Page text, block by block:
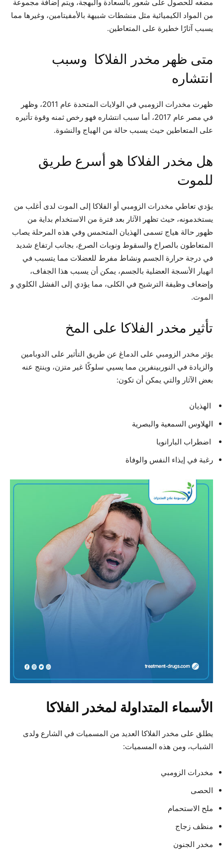
مضغه للحصول على شعور بالسعادة والبهجة، ويتم إضافة مجموعة
من المواد الكيميائية مثل منشطات شبيهة بالأمفيتامين، وغيرها مما
يسبب آثارًا خطيرة على المتعاطين.
متى ظهر مخدر الفلاكا وسبب
انتشاره
ظهرت مخدرات الزومبي في الولايات المتحدة عام 2011، وظهر
في مصر عام 2017، أما سبب انتشاره فهو رخص ثمنه وقوة تأثيره
على المتعاطين حيث يسبب حالة من الهياج والنشوة.
هل مخدر الفلاكا هو أسرع طريق
للموت
يؤدي تعاطي مخدرات الزومبي أو الفلاكا إلى الموت لدى أغلب من
يستخدمونه، حيث تظهر الآثار بعد فترة من الاستخدام بداية من
ظهور حالة هياج تسمى الهذيان المتحمس وفي هذه المرحلة يصاب
المتعاطون بالصراخ والسقوط ونوبات الصرع، بجانب ارتفاع شديد
في درجة حرارة الجسم ونشاط مفرط للعضلات مما يتسبب في
انهيار الأنسجة العضلية بالجسم، يمكن أن يسبب هذا الجفاف،
وإضعاف وظيفة الترشيح في الكلى، مما يؤدي إلى الفشل الكلوي و
الموت.
تأثير مخدر الفلاكا على المخ
يؤثر مخدر الزومبي على الدماغ عن طريق التأثير على الدوبامين
والزيادة في النوربينفرين مما يسيي سلوكًا غير متزن، وينتج عنه
بعض الآثار والتي يمكن أن تكون:
الهذيان
الهلاوس السمعية والبصرية
اضطراب البارانويا
رغبة في إيذاء النفس والوفاة
الأسماء المتداولة لمخدر الفلاكا
يطلق على مخدر الفلاكا العديد من المسميات في الشارع ولدى
الشباب، ومن هذه المسميات:
مخدرات الزومبي
الحصى
ملح الاستحمام
منظف زجاج
مخدر الجنون